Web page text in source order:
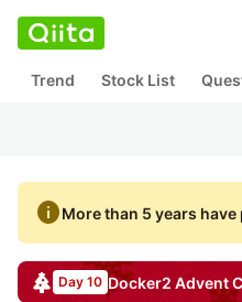
Trend Stock List
infoMore than 5 years
Day 10 Docker2 Advent